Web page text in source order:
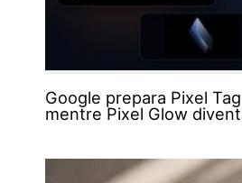
Google prepara Pixel
mentre Pixel Glow